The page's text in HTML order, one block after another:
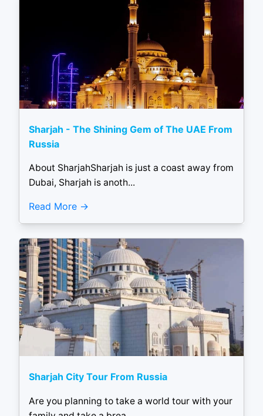
Sharjah - The Shining Gem of The UAE From
Russia
About SharjahSharjah is just a coast away from
Dubai, Sharjah is anoth...
Read More
Sharjah City Tour From Russia
Are you planning to take a world tour with your